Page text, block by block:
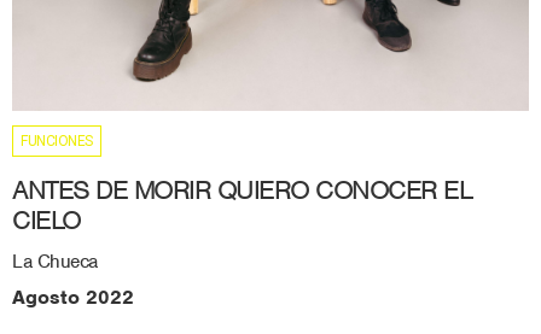
FUNCIONES
ANTES DE MORIR QUIERO CONOCER EL
CIELO
La Chueca
Agosto 2022